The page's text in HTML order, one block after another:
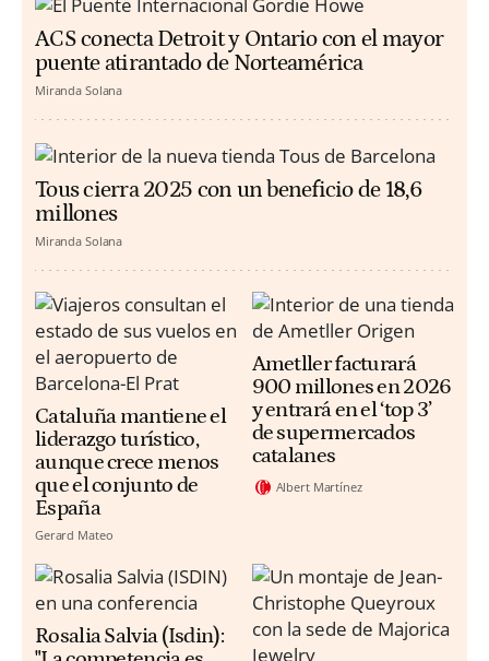
ACS conecta Detroit y Ontario con el mayor
puente atirantado de Norteamérica
Miranda Solana
Tous cierra 2025 con un beneficio de 18,6
millones
Miranda Solana
Cataluña mantiene el
liderazgo turístico,
aunque crece menos
que el conjunto de
España
Gerard Mateo
Ametller facturará
900 millones en 2026
y entrará en el ‘top 3’
de supermercados
catalanes
Albert Martínez
Rosalia Salvia (Isdin):